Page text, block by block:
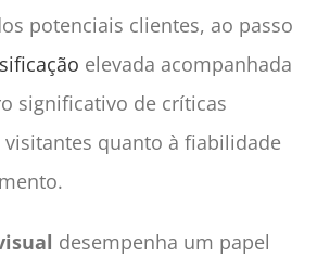
potenciais clientes, ao passo
elevada acompanhada
significativo de críticas
quanto à fiabilidade
desempenha um papel